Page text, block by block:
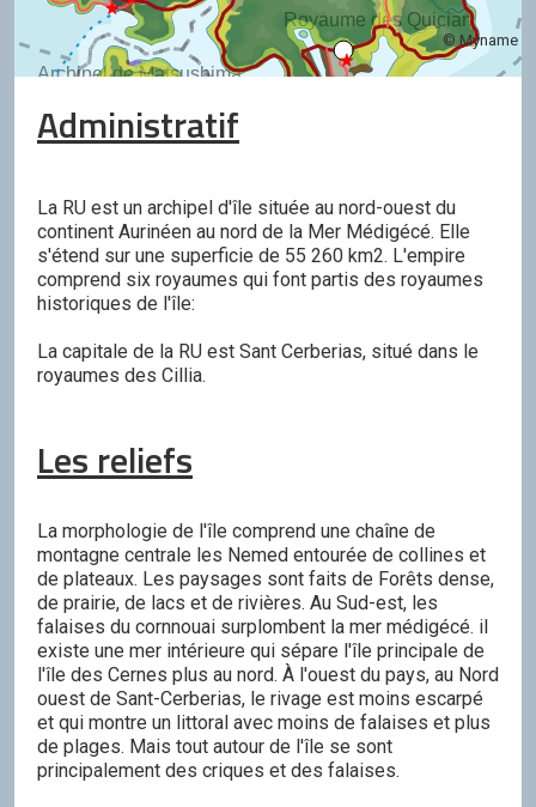
Archipel de Matsushima
Royaume des Quician
© Myname
Administratif
La RU est un archipel d'île située au nord-ouest du
continent Aurinéen au nord de la Mer Médigécé. Elle
s'étend sur une superficie de 55 260 km2. L'empire
comprend six royaumes qui font partis des royaumes
historiques de l'île:
La capitale de la RU est Sant Cerberias, situé dans le
royaumes des Cillia.
Les reliefs
La morphologie de l'île comprend une chaîne de
montagne centrale les Nemed entourée de collines et
de plateaux. Les paysages sont faits de Forêts dense,
de prairie, de lacs et de rivières. Au Sud-est, les
falaises du cornnouai surplombent la mer médigécé. il
existe une mer intérieure qui sépare l'île principale de
l'île des Cernes plus au nord. À l'ouest du pays, au Nord
ouest de Sant-Cerberias, le rivage est moins escarpé
et qui montre un littoral avec moins de falaises et plus
de plages. Mais tout autour de l'île se sont
principalement des criques et des falaises.